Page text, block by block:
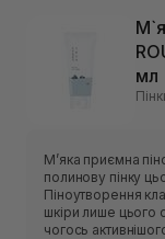
мл
Мʼяка приємна
полинову пінку
Піноутворення
шкіри лише цього
чогось